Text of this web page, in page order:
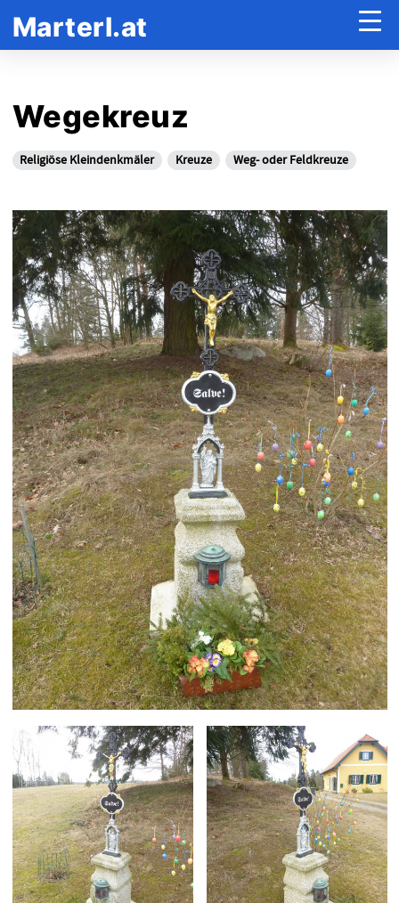
Marterl.at
Wegekreuz
Religiöse Kleindenkmäler Kreuze Weg- oder Feldkreuze